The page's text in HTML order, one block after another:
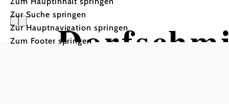
Zur Suche springen
Zur Hauptnavigation springen
Zum Footer springen